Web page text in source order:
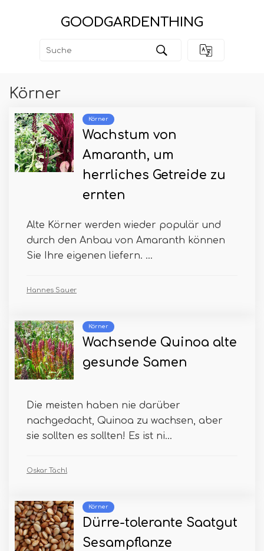
GOODGARDENTHING
Körner
Körner
Wachstum von
Amaranth, um
herrliches Getreide zu
ernten
Alte Körner werden wieder populär und
durch den Anbau von Amaranth können
Sie Ihre eigenen liefern. ...
Hannes Sauer
Körner
Wachsende Quinoa alte
gesunde Samen
Die meisten haben nie darüber
nachgedacht, Quinoa zu wachsen, aber
sie sollten es sollten! Es ist ni...
Oskar Tächl
Körner
Dürre-tolerante Saatgut
Sesampflanze